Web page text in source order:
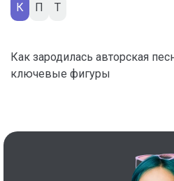
К П Т
Как зародилась авторская
ключевые фигуры